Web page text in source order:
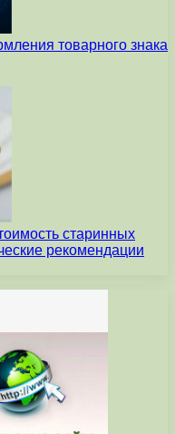
товарного знака
старинных
рекомендации